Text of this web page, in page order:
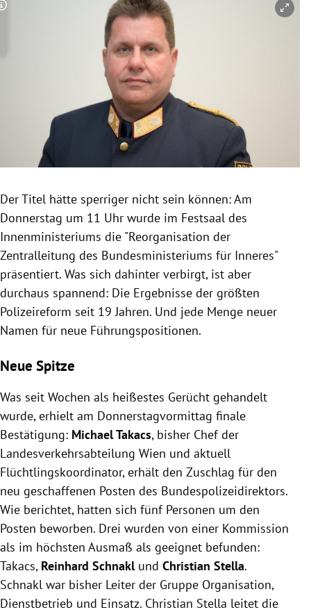
Untermenü
Untermenü
Untermenü
Untermenü
Untermenü
Copyright-Hinweis öffnen/schließen
Der Titel hätte sperriger nicht sein können: Am
Donnerstag um 11 Uhr wurde im Festsaal des
Innenministeriums die "Reorganisation der
Zentralleitung des Bundesministeriums für Inneres"
präsentiert. Was sich dahinter verbirgt, ist aber
durchaus spannend: Die Ergebnisse der größten
Polizeireform seit 19 Jahren. Und jede Menge neuer
Namen für neue Führungspositionen.
Neue Spitze
Was seit Wochen als heißestes Gerücht gehandelt
wurde, erhielt am Donnerstagvormittag finale
Bestätigung: Michael Takacs, bisher Chef der
Landesverkehrsabteilung Wien und aktuell
Flüchtlingskoordinator, erhält den Zuschlag für den
neu geschaffenen Posten des Bundespolizeidirektors.
Wie berichtet, hatten sich fünf Personen um den
Posten beworben. Drei wurden von einer Kommission
als im höchsten Ausmaß als geeignet befunden:
Takacs, Reinhard Schnakl und Christian Stella.
Schnakl war bisher Leiter der Gruppe Organisation,
Dienstbetrieb und Einsatz. Christian Stella leitet die